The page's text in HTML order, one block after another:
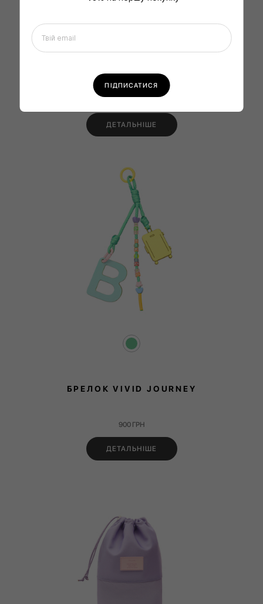
ДЕТАЛЬНІШЕ
БРЕЛОК VIVID JOURNEY
900 ГРН
ДЕТАЛЬНІШЕ